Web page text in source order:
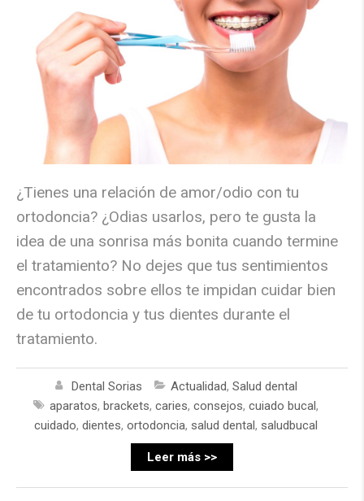
¿Tienes una relación de amor/odio con tu
ortodoncia? ¿Odias usarlos, pero te gusta la
idea de una sonrisa más bonita cuando termine
el tratamiento? No dejes que tus sentimientos
encontrados sobre ellos te impidan cuidar bien
de tu ortodoncia y tus dientes durante el
tratamiento.
Dental Sorias Actualidad, Salud dental
aparatos, brackets, caries, consejos, cuiado bucal,
cuidado, dientes, ortodoncia, salud dental, saludbucal
Leer más >>